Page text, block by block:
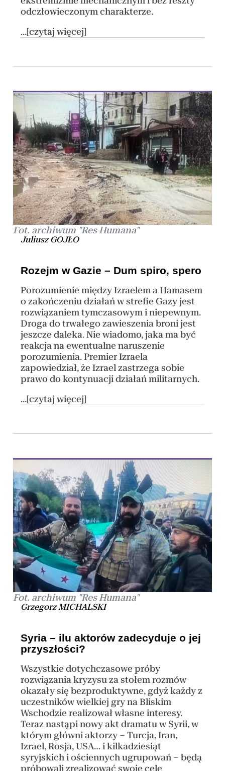
odczłowieczonym charakterze.
...[czytaj więcej]
Fot. archiwum "Res Humana"
Juliusz GOJŁO
Rozejm w Gazie – Dum spiro, spero
Porozumienie między Izraelem a Hamasem
o zakończeniu działań w strefie Gazy jest
rozwiązaniem tymczasowym i niepewnym.
Droga do trwałego zawieszenia broni jest
jeszcze daleka. Nie wiadomo, jaka ma być
reakcja na ewentualne naruszenie
porozumienia. Premier Izraela
zapowiedział, że Izrael zastrzega sobie
prawo do kontynuacji działań militarnych.
...[czytaj więcej]
Fot. archiwum "Res Humana"
Grzegorz MICHALSKI
Syria – ilu aktorów zadecyduje o jej
przyszłości?
Wszystkie dotychczasowe próby
rozwiązania kryzysu za stołem rozmów
okazały się bezproduktywne, gdyż każdy z
uczestników wielkiej gry na Bliskim
Wschodzie realizował własne interesy.
Teraz nastąpi nowy akt dramatu w Syrii, w
którym główni aktorzy – Turcja, Iran,
Izrael, Rosja, USA… i kilkadziesiąt
syryjskich i ościennych ugrupowań – będą
próbowali zrealizować swoje cele